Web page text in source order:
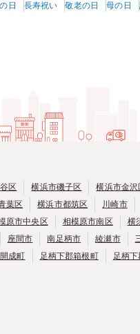
日 長寿祝い 敬老の日 母の日
区 横浜市磯子区 横浜市金沢
葉区 横浜市都筑区 川崎市
原市中央区 相模原市南区 横
座間市 南足柄市 綾瀬市
成町 足柄下郡箱根町 足柄